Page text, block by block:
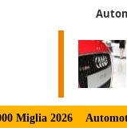
Miglia 2026